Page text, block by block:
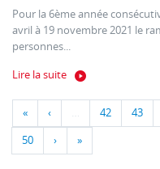
Pour la 6ème année
avril à 19 novembre 2021 le
personnes...
Lire la suite
« ‹ … 42 43
50 › »